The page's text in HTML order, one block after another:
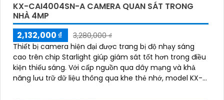
KX-CAI4004SN-A CAMERA QUAN SÁT TRONG
NHÀ 4MP
2,132,000 ₫
3,280,000 ₫
Thiết bị camera hiện đại được trang bị độ nhạy sáng
cao trên chip Starlight giúp giám sát tốt hơn trong điều
kiện thiếu sáng. Với cấp nguồn qua dây mạng và khả
năng lưu trữ dữ liệu thông qua khe thẻ nhớ, model KX-